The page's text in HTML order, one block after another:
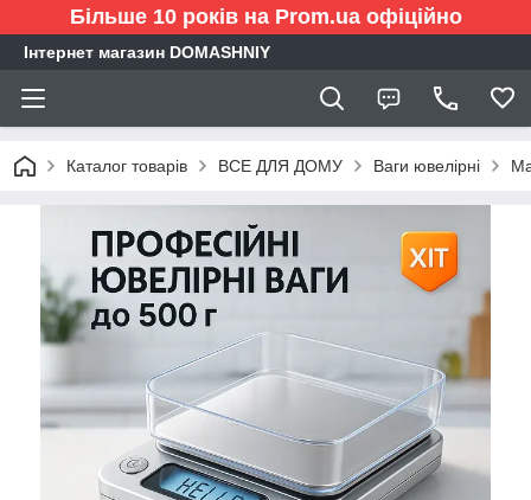
Більше 10 років на Prom.ua офіційно
Інтернет магазин DOMASHNIY
Каталог товарів ВСЕ ДЛЯ ДОМУ Ваги ювелірні